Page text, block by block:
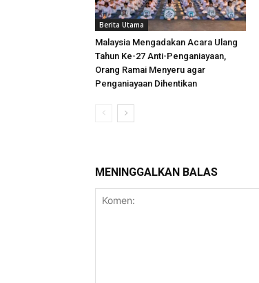
Berita Utama
Malaysia Mengadakan Acara Ulang
Tahun Ke-27 Anti-Penganiayaan,
Orang Ramai Menyeru agar
Penganiayaan Dihentikan
MENINGGALKAN BALAS